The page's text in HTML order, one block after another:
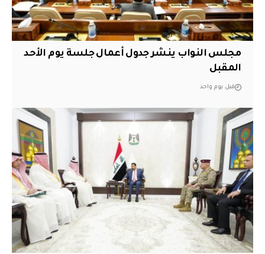
مجلس النواب ينشر جدول أعمال جلسة يوم الأحد
المقبل
قبل يوم واحد